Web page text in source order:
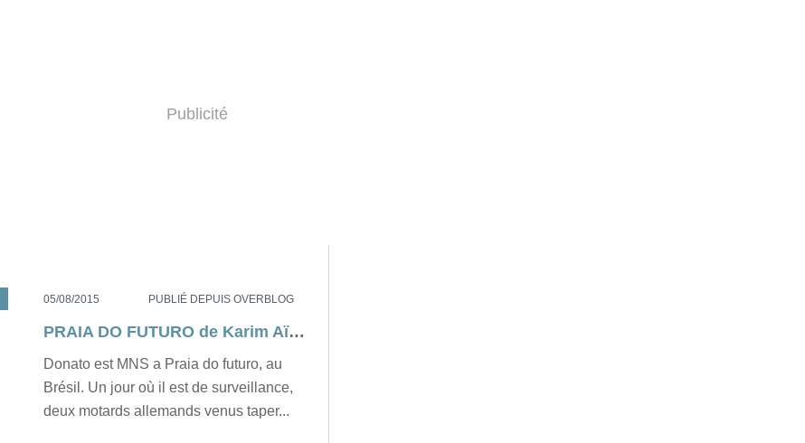
Publicité
CRITIQUE,TOP,BRESIL
05/08/2015 PUBLIÉ DEPUIS OVERBLOG
PRAIA DO FUTURO de Karim Aïnouz [critique]
Donato est MNS a Praia do futuro, au
Brésil. Un jour où il est de surveillance,
deux motards allemands venus taper...